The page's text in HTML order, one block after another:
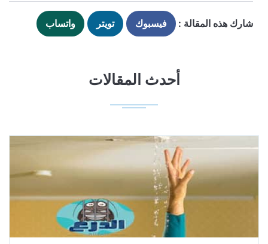
شارك هذه المقالة : فيسبوك تويتر واتساب
أحدث المقالات